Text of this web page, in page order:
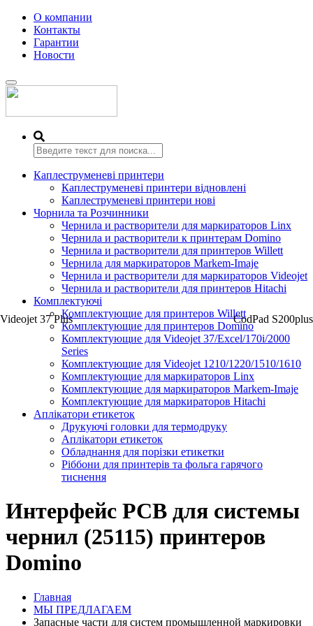
О компании
Контакты
Гарантии
Новости
Переключить
навигацию
Каплеструменеві принтери
Каплеструменеві принтери відновлені
Каплеструменеві принтери нові
Чорнила та Розчинники
Чернила и растворители для маркираторов Linx
Чернила и растворители к принтерам Domino
Чернила и растворители для принтеров Willett
Чернила для маркираторов Markem-Imaje
Чернила и растворители для маркираторов Videojet
Чернила и растворители для принтеров Hitachi
Комплектуючі
Комплектующие для принтеров Willett
Комплектующие для принтеров Domino
Комплектующие для Videojet 37/Excel/170i/2000
Series
Комплектующие для Videojet 1210/1220/1510/1610
Комплектующие для маркираторов Linx
Комплектующие для маркираторов Markem-Imaje
Комплектующие для маркираторов Hitachi
Аплікатори етикеток
Друкуючі головки для термодруку
Аплікатори етикеток
Обладнання для порізки етикетки
Ріббони для принтерів та фольга гарячого
тиснення
Интерфейс РСВ для системы
чернил (25115) принтеров
Domino
Главная
МЫ ПРЕДЛАГАЕМ
Запасные части для систем промышленной маркировки
Videojet 37 Plus CodPad S200plus